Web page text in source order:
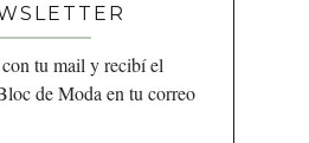
tu mail y recibí el
de Moda en tu correo